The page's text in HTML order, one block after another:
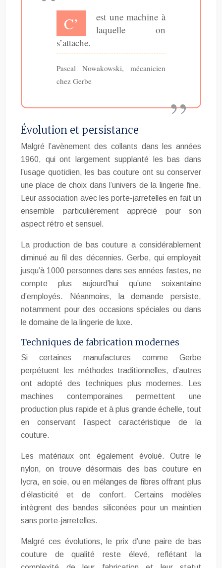
C’
est une machine à
laquelle on
s’attache.
Pascal Nowakowski, mécanicien
chez Gerbe
Évolution et persistance
Malgré l’avènement des collants dans les années
1960, qui ont largement supplanté les bas dans
l’usage quotidien, les bas couture ont su conserver
une place de choix dans l’univers de la lingerie fine.
Leur association avec les porte-jarretelles en fait un
ensemble particulièrement apprécié pour son
aspect rétro et sensuel.
La production de bas couture a considérablement
diminué au fil des décennies. Gerbe, qui employait
jusqu’à 1000 personnes dans ses années fastes, ne
compte plus aujourd’hui qu’une soixantaine
d’employés. Néanmoins, la demande persiste,
notamment pour des occasions spéciales ou dans
le domaine de la lingerie de luxe.
Techniques de fabrication modernes
Si certaines manufactures comme Gerbe
perpétuent les méthodes traditionnelles, d’autres
ont adopté des techniques plus modernes. Les
machines contemporaines permettent une
production plus rapide et à plus grande échelle, tout
en conservant l’aspect caractéristique de la
couture.
Les matériaux ont également évolué. Outre le
nylon, on trouve désormais des bas couture en
lycra, en soie, ou en mélanges de fibres offrant plus
d’élasticité et de confort. Certains modèles
intègrent des bandes siliconées pour un maintien
sans porte-jarretelles.
Malgré ces évolutions, le prix d’une paire de bas
couture de qualité reste élevé, reflétant la